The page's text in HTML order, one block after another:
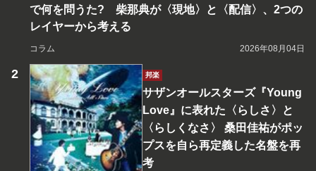
で何を問うた? 柴那典が〈現地〉と〈配信〉、2つの
レイヤーから考える
コラム 2026年08月04日
邦楽
サザンオールスターズ『Young
Love』に表れた〈らしさ〉と
〈らしくなさ〉 桑田佳祐がポッ
プスを自ら再定義した名盤を再
考